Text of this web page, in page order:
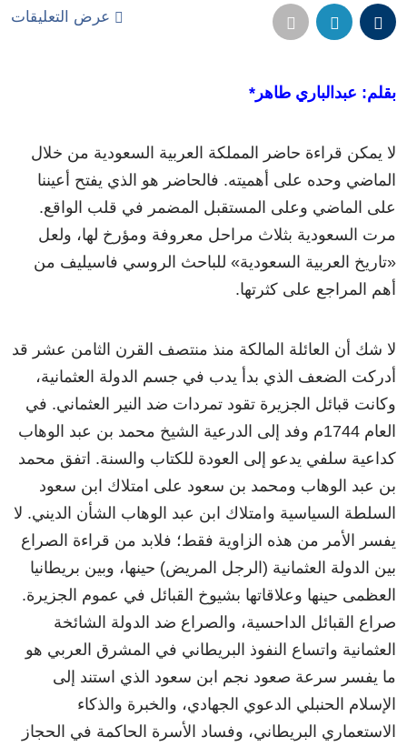
عرض التعليقات
بقلم: عبدالباري طاهر*
لا يمكن قراءة حاضر المملكة العربية السعودية من خلال
الماضي وحده على أهميته. فالحاضر هو الذي يفتح أعيننا
على الماضي وعلى المستقبل المضمر في قلب الواقع.
مرت السعودية بثلاث مراحل معروفة ومؤرخ لها، ولعل
«تاريخ العربية السعودية» للباحث الروسي فاسيليف من
أهم المراجع على كثرتها.
لا شك أن العائلة المالكة منذ منتصف القرن الثامن عشر قد
أدركت الضعف الذي بدأ يدب في جسم الدولة العثمانية،
وكانت قبائل الجزيرة تقود تمردات ضد النير العثماني. في
العام 1744م وفد إلى الدرعية الشيخ محمد بن عبد الوهاب
كداعية سلفي يدعو إلى العودة للكتاب والسنة. اتفق محمد
بن عبد الوهاب ومحمد بن سعود على امتلاك ابن سعود
السلطة السياسية وامتلاك ابن عبد الوهاب الشأن الديني. لا
يفسر الأمر من هذه الزاوية فقط؛ فلابد من قراءة الصراع
بين الدولة العثمانية (الرجل المريض) حينها، وبين بريطانيا
العظمى حينها وعلاقاتها بشيوخ القبائل في عموم الجزيرة.
صراع القبائل الداحسية، والصراع ضد الدولة الشائخة
العثمانية واتساع النفوذ البريطاني في المشرق العربي هو
ما يفسر سرعة صعود نجم ابن سعود الذي استند إلى
الإسلام الحنبلي الدعوي الجهادي، والخبرة والذكاء
الاستعماري البريطاني، وفساد الأسرة الحاكمة في الحجاز